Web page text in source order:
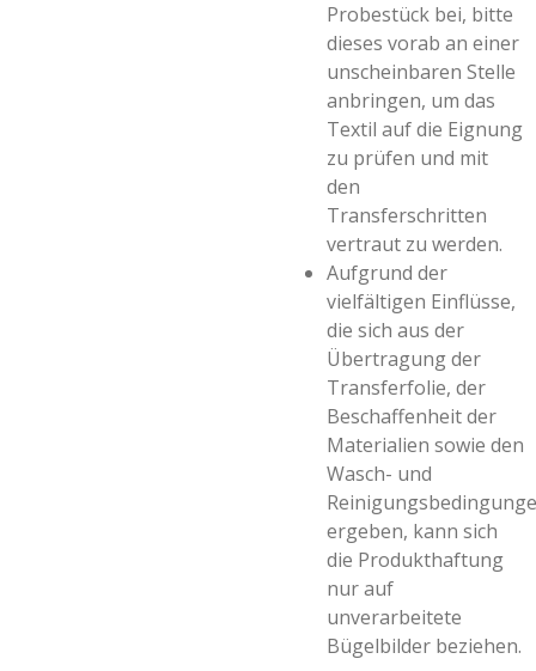
Probestück bei, bitte
dieses vorab an einer
unscheinbaren Stelle
anbringen, um das
Textil auf die Eignung
zu prüfen und mit
den
Transferschritten
vertraut zu werden.
Aufgrund der
vielfältigen Einflüsse,
die sich aus der
Übertragung der
Transferfolie, der
Beschaffenheit der
Materialien sowie den
Wasch- und
ergeben, kann sich
die Produkthaftung
nur auf
unverarbeitete
Bügelbilder beziehen.